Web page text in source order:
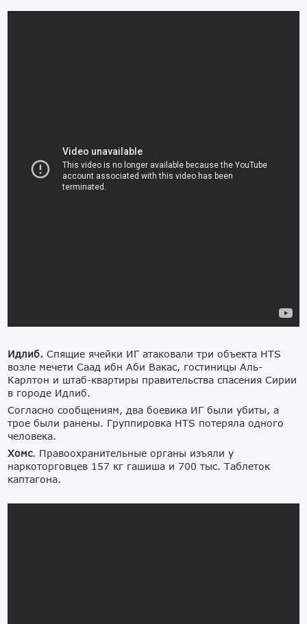
Идлиб.Спящие ячейки ИГ атаковали три объекта HTS
возле мечети Саад ибн Аби Вакас, гостиницы Аль-
Карлтон и штаб-квартиры правительства спасения Сирии
в городе Идлиб.
Согласно сообщениям, два боевика ИГ были убиты, а
трое были ранены. Группировка HTS потеряла одного
человека.
Хомс. Правоохранительные органы изъяли у
наркоторговцев 157 кг гашиша и 700 тыс. Таблеток
каптагона.